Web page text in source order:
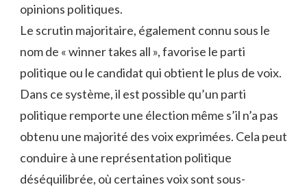
opinions politiques.
Le scrutin majoritaire,⁤ également ⁤connu sous le
nom de « winner takes all », favorise le ⁣parti‌
politique ou le candidat ​qui obtient le plus de voix.⁣
Dans ce⁣ système, il est possible qu’un⁤ parti
politique remporte⁤ une élection ‌même⁢ s’il ⁤n’a pas
obtenu une majorité des voix exprimées. Cela peut
conduire à ‌une représentation politique
déséquilibrée, ⁢où certaines ⁢voix sont sous-